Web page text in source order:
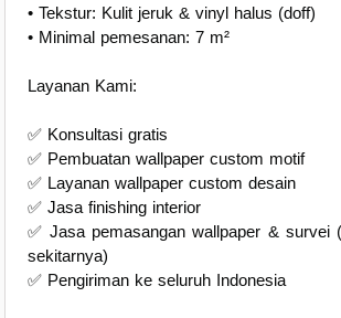
• Tekstur: Kulit jeruk & vinyl halus (doff)
• Minimal pemesanan: 7 m²
Layanan Kami:
✅ Konsultasi gratis
✅ Pembuatan wallpaper custom motif
✅ Layanan wallpaper custom desain
✅ Jasa finishing interior
✅ Jasa pemasangan wallpaper & survei
sekitarnya)
✅ Pengiriman ke seluruh Indonesia